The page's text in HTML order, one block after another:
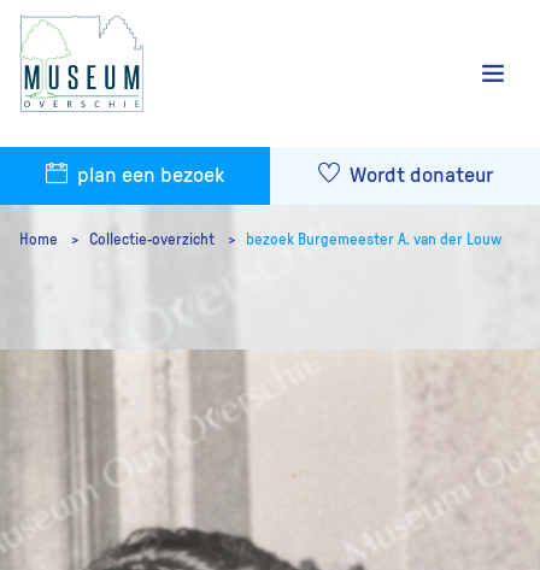
plan een bezoek Wordt donateur
Home Collectie-overzicht bezoek Burgemeester A. van der Louw